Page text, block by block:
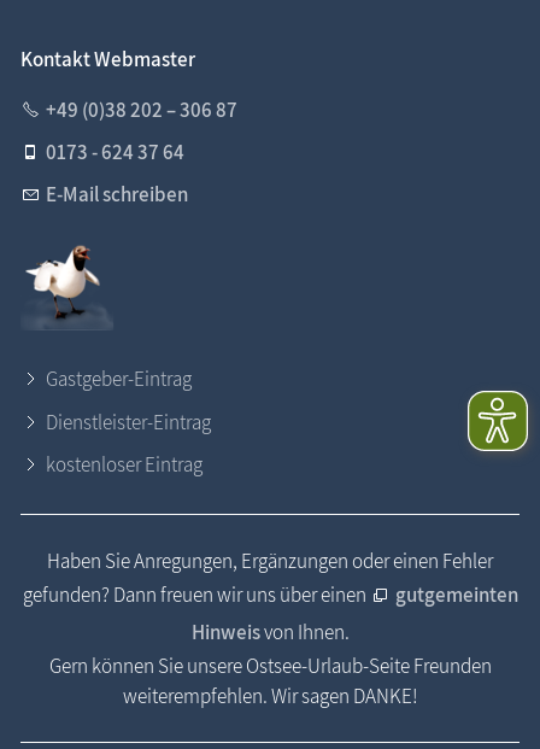
Kontakt Webmaster
+49 (0)38 202 – 306 87
0173 - 624 37 64
E-Mail schreiben
Gastgeber-Eintrag
Dienstleister-Eintrag
kostenloser Eintrag
Haben Sie Anregungen, Ergänzungen oder einen Fehler
gefunden? Dann freuen wir uns über einen
gutgemeinten
Hinweisvon Ihnen.
Gern können Sie unsere Ostsee-Urlaub-Seite Freunden
weiterempfehlen. Wir sagen DANKE!